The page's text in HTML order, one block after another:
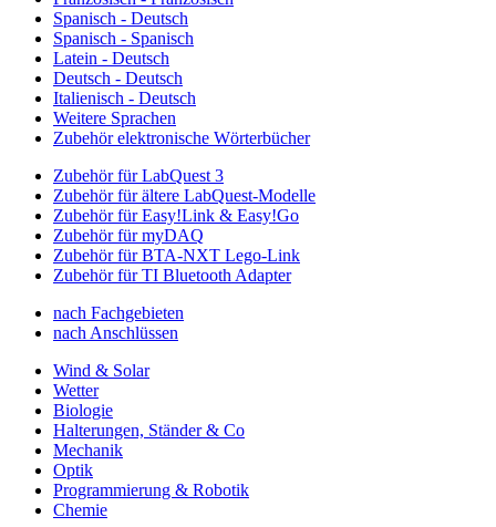
Spanisch - Deutsch
Spanisch - Spanisch
Latein - Deutsch
Deutsch - Deutsch
Italienisch - Deutsch
Weitere Sprachen
Zubehör elektronische Wörterbücher
Zubehör für LabQuest 3
Zubehör für ältere LabQuest-Modelle
Zubehör für Easy!Link & Easy!Go
Zubehör für myDAQ
Zubehör für BTA-NXT Lego-Link
Zubehör für TI Bluetooth Adapter
nach Fachgebieten
nach Anschlüssen
Wind & Solar
Wetter
Biologie
Halterungen, Ständer & Co
Mechanik
Optik
Programmierung & Robotik
Chemie